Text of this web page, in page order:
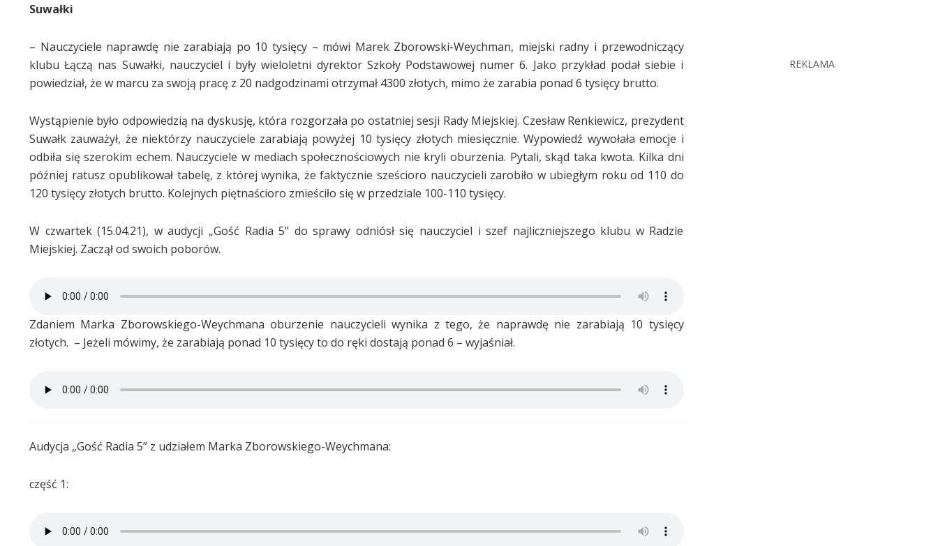
Suwałki
– Nauczyciele naprawdę nie zarabiają po 10 tysięcy – mówi Marek Zborowski-Weychman, miejski radny i przewodniczący
klubu Łączą nas Suwałki, nauczyciel i były wieloletni dyrektor Szkoły Podstawowej numer 6. Jako przykład podał siebie i
powiedział, że w marcu za swoją pracę z 20 nadgodzinami otrzymał 4300 złotych, mimo że zarabia ponad 6 tysięcy brutto.
Wystąpienie było odpowiedzią na dyskusję, która rozgorzała po ostatniej sesji Rady Miejskiej. Czesław Renkiewicz, prezydent
Suwałk zauważył, że niektórzy nauczyciele zarabiają powyżej 10 tysięcy złotych miesięcznie. Wypowiedź wywołała emocje i
odbiła się szerokim echem. Nauczyciele w mediach społecznościowych nie kryli oburzenia. Pytali, skąd taka kwota. Kilka dni
później ratusz opublikował tabelę, z której wynika, że faktycznie sześcioro nauczycieli zarobiło w ubiegłym roku od 110 do
120 tysięcy złotych brutto. Kolejnych piętnaścioro zmieściło się w przedziale 100-110 tysięcy.
W czwartek (15.04.21), w audycji „Gość Radia 5” do sprawy odniósł się nauczyciel i szef najliczniejszego klubu w Radzie
Miejskiej. Zaczął od swoich poborów.
Zdaniem Marka Zborowskiego-Weychmana oburzenie nauczycieli wynika z tego, że naprawdę nie zarabiają 10 tysięcy
złotych. – Jeżeli mówimy, że zarabiają ponad 10 tysięcy to do ręki dostają ponad 6 – wyjaśniał.
Audycja „Gość Radia 5” z udziałem Marka Zborowskiego-Weychmana:
część 1:
REKLAMA